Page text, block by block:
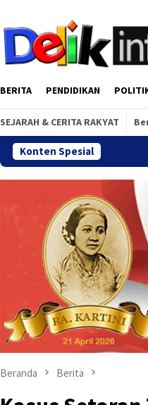
BERITA PENDIDIKAN
SEJARAH & CERITA RAKYAT
Konten Spesial
Gala Dinner Reuni
Beranda Berita